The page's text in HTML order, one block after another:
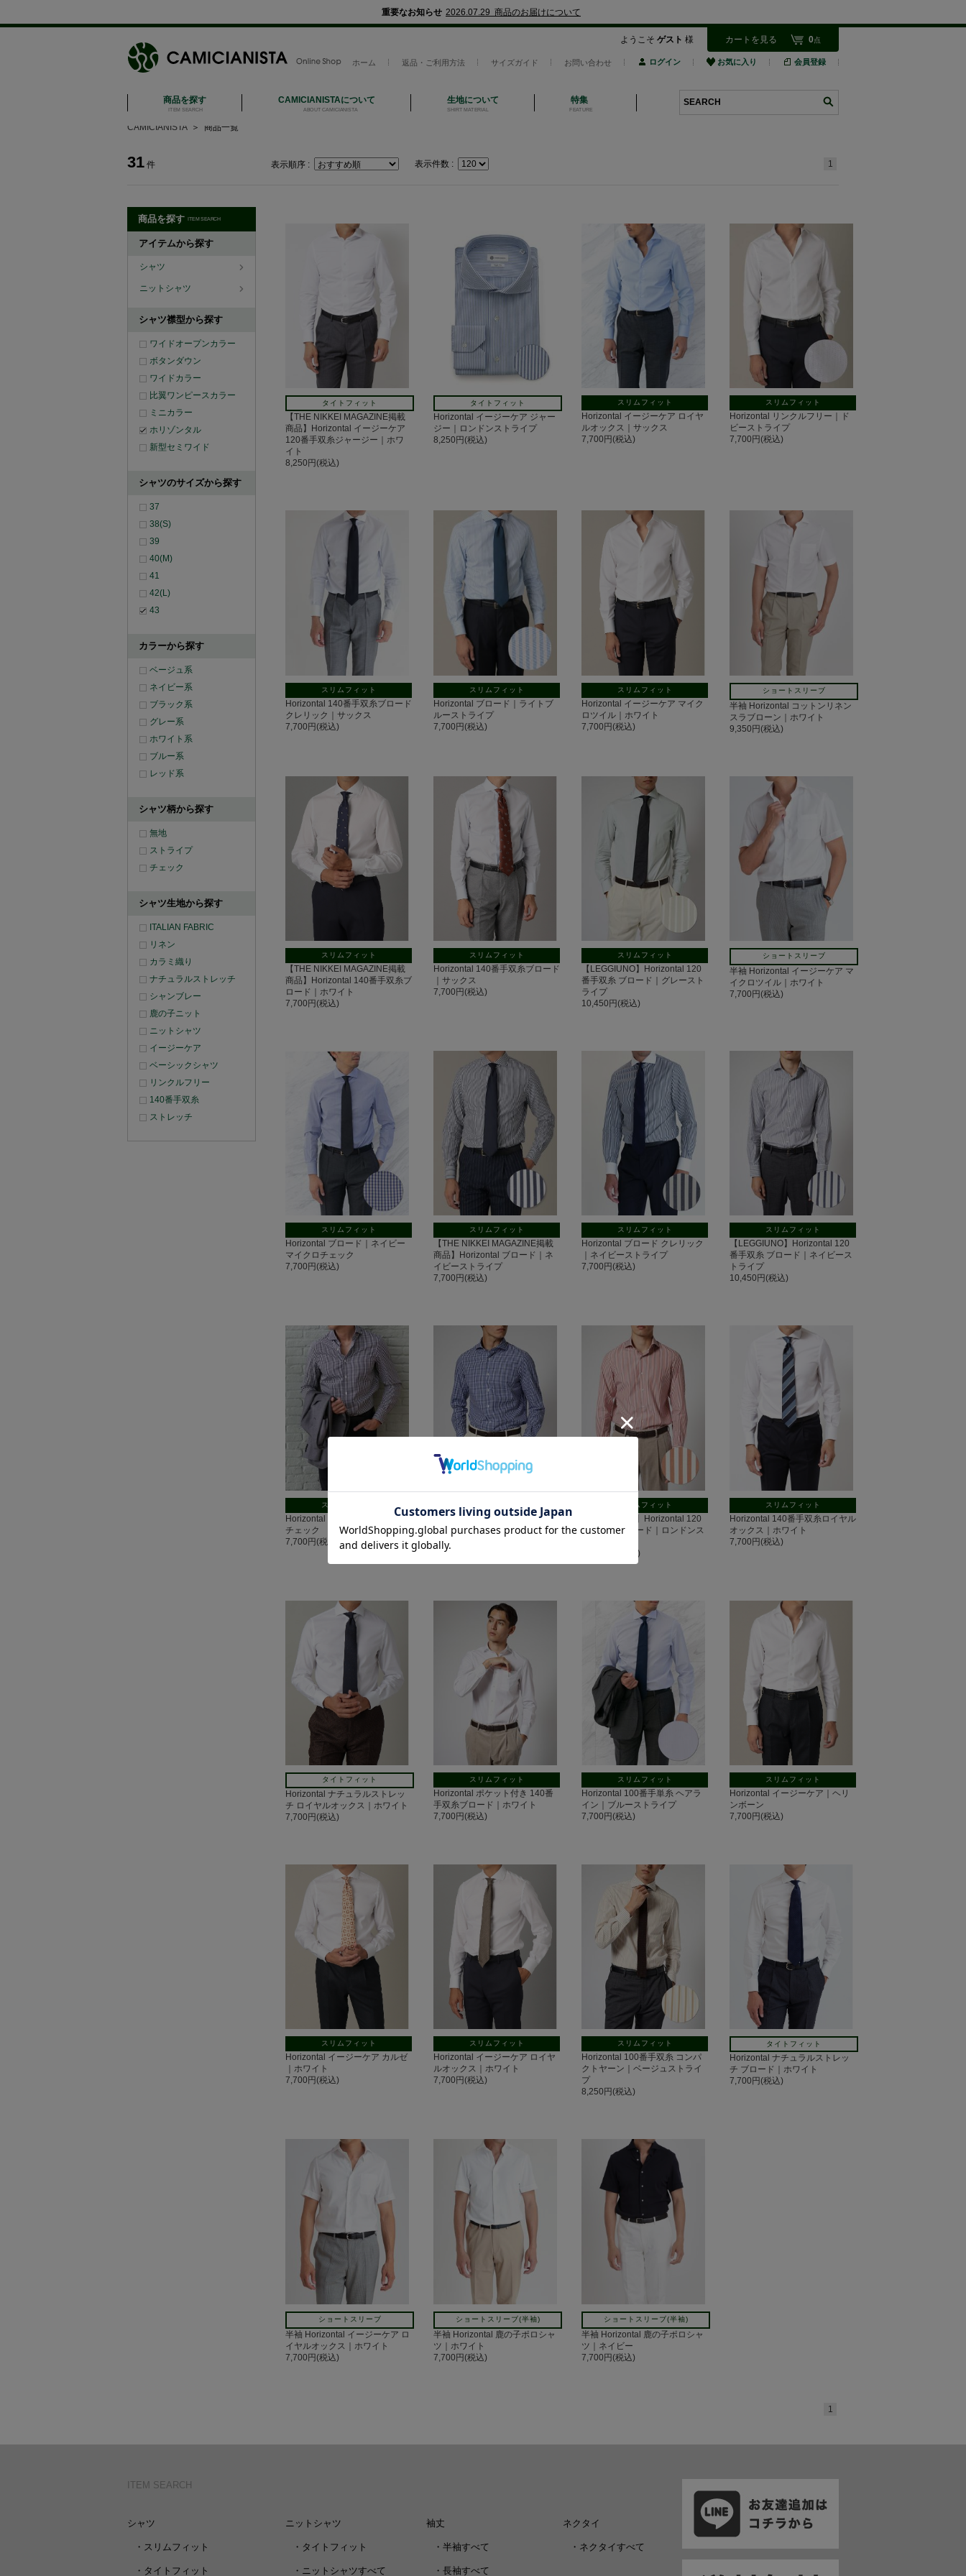
重要なお知らせ 2026.07.29 商品のお届けについて
ようこそ ゲスト 様 カートを見る 0点
ホーム 返品・ご利用方法 サイズガイド お問い合わせ ログイン お気に入り 会員登録
商品を探す
ITEM SEARCH
CAMICIANISTAについて
ABOUT CAMICIANISTA
生地について
SHIRT MATERIAL
特集
FEATURE
CAMICIANISTA＞ 商品一覧
31 件 表示順序 : 表示件数 : 1
商品を探す ITEM SEARCH
アイテムから探す
シャツ
ニットシャツ
シャツ襟型から探す
ワイドオープンカラー
ボタンダウン
ワイドカラー
比翼ワンピースカラー
ミニカラー
ホリゾンタル
新型セミワイド
シャツのサイズから探す
37
38(S)
39
40(M)
41
42(L)
43
カラーから探す
ベージュ系
ネイビー系
ブラック系
グレー系
ホワイト系
ブルー系
レッド系
シャツ柄から探す
無地
ストライプ
チェック
シャツ生地から探す
ITALIAN FABRIC
リネン
カラミ織り
ナチュラルストレッチ
シャンブレー
鹿の子ニット
ニットシャツ
イージーケア
ベーシックシャツ
リンクルフリー
140番手双糸
ストレッチ
タイトフィット
【THE NIKKEI MAGAZINE掲載
商品】Horizontal イージーケア
120番手双糸ジャージー｜ホワ
イト
8,250円(税込)
タイトフィット
Horizontal イージーケア ジャー
ジー｜ロンドンストライプ
8,250円(税込)
スリムフィット
Horizontal イージーケア ロイヤ
ルオックス｜サックス
7,700円(税込)
スリムフィット
Horizontal リンクルフリー｜ド
ビーストライプ
7,700円(税込)
スリムフィット
Horizontal 140番手双糸ブロード
クレリック｜サックス
7,700円(税込)
スリムフィット
Horizontal ブロード｜ライトブ
ルーストライプ
7,700円(税込)
スリムフィット
Horizontal イージーケア マイク
ロツイル｜ホワイト
7,700円(税込)
ショートスリーブ
半袖 Horizontal コットンリネン
スラブローン｜ホワイト
9,350円(税込)
スリムフィット
【THE NIKKEI MAGAZINE掲載
商品】Horizontal 140番手双糸ブ
ロード｜ホワイト
7,700円(税込)
スリムフィット
Horizontal 140番手双糸ブロード
｜サックス
7,700円(税込)
スリムフィット
【LEGGIUNO】Horizontal 120
番手双糸 ブロード｜グレースト
ライプ
10,450円(税込)
ショートスリーブ
半袖 Horizontal イージーケア マ
イクロツイル｜ホワイト
7,700円(税込)
スリムフィット
Horizontal ブロード｜ネイビー
マイクロチェック
7,700円(税込)
スリムフィット
【THE NIKKEI MAGAZINE掲載
商品】Horizontal ブロード｜ネ
イビーストライプ
7,700円(税込)
スリムフィット
Horizontal ブロード クレリック
｜ネイビーストライプ
7,700円(税込)
スリムフィット
【LEGGIUNO】Horizontal 120
番手双糸 ブロード｜ネイビース
トライプ
10,450円(税込)
スリムフィット
Horizontal ブロード｜ブラック
チェック
7,700円(税込)
Horizontal ブロード｜ネイビー
チェック
7,700円(税込)
スリムフィット
【LEGGIUNO】Horizontal 120
番手双糸 ブロード｜ロンドンス
10,450円(税込)
スリムフィット
Horizontal 140番手双糸ロイヤル
オックス｜ホワイト
7,700円(税込)
タイトフィット
Horizontal ナチュラルストレッ
チ ロイヤルオックス｜ホワイト
7,700円(税込)
スリムフィット
Horizontal ポケット付き 140番
手双糸ブロード｜ホワイト
7,700円(税込)
スリムフィット
Horizontal 100番手単糸 ヘアラ
イン｜ブルーストライプ
7,700円(税込)
スリムフィット
Horizontal イージーケア｜ヘリ
ンボーン
7,700円(税込)
スリムフィット
Horizontal イージーケア カルゼ
｜ホワイト
7,700円(税込)
スリムフィット
Horizontal イージーケア ロイヤ
ルオックス｜ホワイト
7,700円(税込)
スリムフィット
Horizontal 100番手双糸 コンパ
クトヤーン｜ベージュストライ
プ
8,250円(税込)
タイトフィット
Horizontal ナチュラルストレッ
チ ブロード｜ホワイト
7,700円(税込)
ショートスリーブ
半袖 Horizontal イージーケア ロ
イヤルオックス｜ホワイト
7,700円(税込)
ショートスリーブ(半袖)
半袖 Horizontal 鹿の子ポロシャ
ツ｜ホワイト
7,700円(税込)
ショートスリーブ(半袖)
半袖 Horizontal 鹿の子ポロシャ
ツ｜ネイビー
7,700円(税込)
1
ITEM SEARCH
シャツ
・ スリムフィット
・ タイトフィット
ニットシャツ
・ タイトフィット
・ ニットシャツすべて
袖丈
・ 半袖すべて
・ 長袖すべて
ネクタイ
・ ネクタイすべて